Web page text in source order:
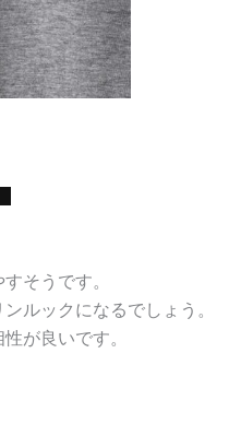
そうです。
ルックになるでしょう。
が良いです。